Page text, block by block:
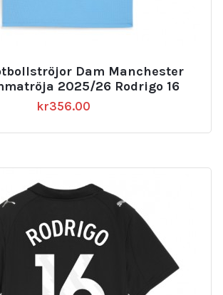
Dam Manchester
2025/26 Rodrigo 16
kr356.00